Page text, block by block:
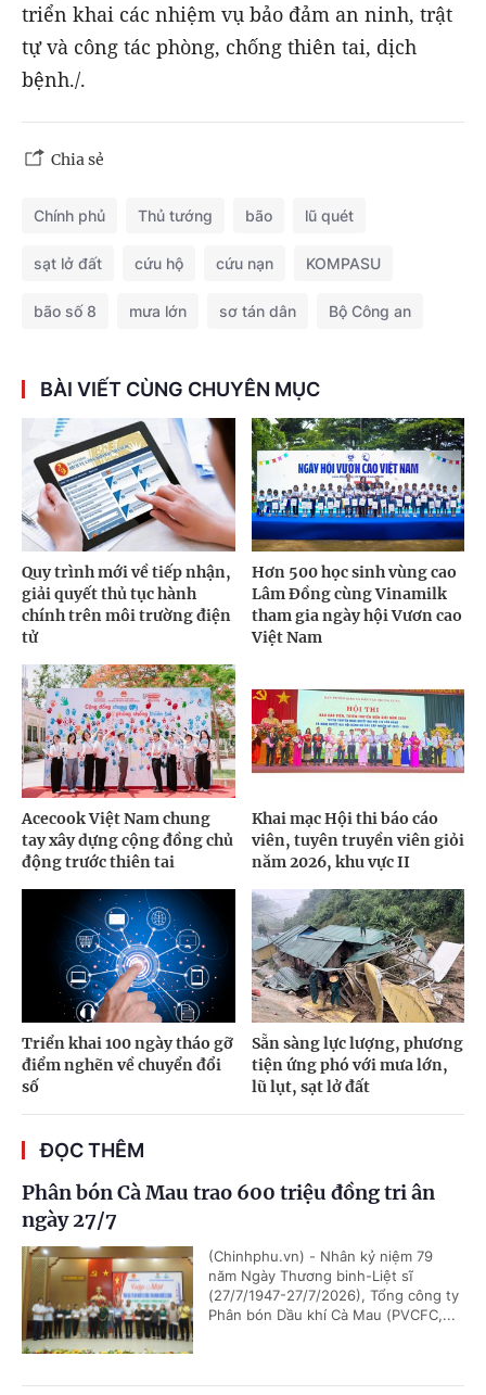
triển khai các nhiệm vụ bảo đảm an ninh, trật
tự và công tác phòng, chống thiên tai, dịch
bệnh./.
Chia sẻ
Chính phủ Thủ tướng bão lũ quét
sạt lở đất cứu hộ cứu nạn KOMPASU
bão số 8 mưa lớn sơ tán dân Bộ Công an
BÀI VIẾT CÙNG CHUYÊN MỤC
Quy trình mới về tiếp nhận,
giải quyết thủ tục hành
chính trên môi trường điện
tử
Hơn 500 học sinh vùng cao
Lâm Đồng cùng Vinamilk
tham gia ngày hội Vươn cao
Việt Nam
Acecook Việt Nam chung
tay xây dựng cộng đồng chủ
động trước thiên tai
Khai mạc Hội thi báo cáo
viên, tuyên truyền viên giỏi
năm 2026, khu vực II
Triển khai 100 ngày tháo gỡ
điểm nghẽn về chuyển đổi
số
Sẵn sàng lực lượng, phương
tiện ứng phó với mưa lớn,
lũ lụt, sạt lở đất
ĐỌC THÊM
Phân bón Cà Mau trao 600 triệu đồng tri ân
ngày 27/7
(Chinhphu.vn) - Nhân kỷ niệm 79
năm Ngày Thương binh-Liệt sĩ
(27/7/1947-27/7/2026), Tổng công ty
Phân bón Dầu khí Cà Mau (PVCFC,...